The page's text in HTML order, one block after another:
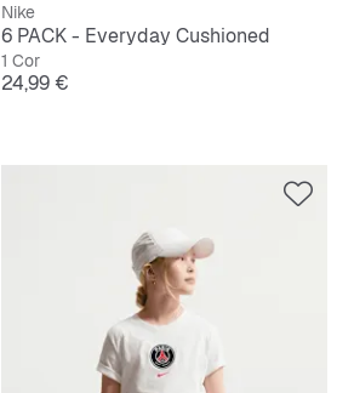
Nike
6 PACK - Everyday Cushioned
1 Cor
Preço
24,99 €